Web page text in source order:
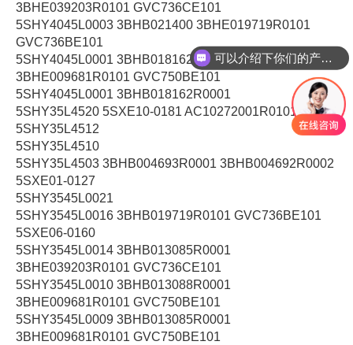
3BHE039203R0101 GVC736CE101
5SHY4045L0003 3BHB021400 3BHE019719R0101
GVC736BE101
5SHY4045L0001 3BHB018162R0001
3BHE009681R0101 GVC750BE101
5SHY4045L0001 3BHB018162R0001
5SHY35L4520 5SXE10-0181 AC10272001R0101
5SHY35L4512
5SHY35L4510
5SHY35L4503 3BHB004693R0001 3BHB004692R0002
5SXE01-0127
5SHY3545L0021
5SHY3545L0016 3BHB019719R0101 GVC736BE101
5SXE06-0160
5SHY3545L0014 3BHB013085R0001
3BHE039203R0101 GVC736CE101
5SHY3545L0010 3BHB013088R0001
3BHE009681R0101 GVC750BE101
5SHY3545L0009 3BHB013085R0001
3BHE009681R0101 GVC750BE101
你们是怎么收费的呢